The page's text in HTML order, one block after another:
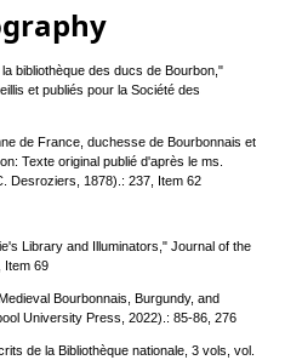
bibliothèque des ducs de Bourbon,"
et publiés pour la Société des
de France, duchesse de Bourbonnais et
Texte original publié d'après le ms.
Desroziers, 1878).: 237, Item 62
Library and Illuminators," Journal of the
Item 69
Bourbonnais, Burgundy, and
University Press, 2022).: 85-86, 276
de la Bibliothèque nationale, 3 vols, vol.